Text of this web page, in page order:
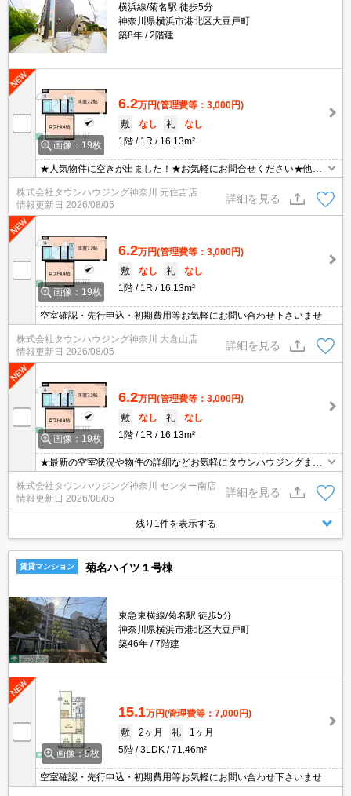
横浜線/菊名駅 徒歩5分
神奈川県横浜市港北区大豆戸町
築8年
2階建
画像：19枚
6.2万円(管理費等：3,000円)
敷
なし 礼
なし
1階
1R 16.13m²
★人気物件に空きが出ました！★お気軽にお問合せください★他社
様の物件も含めて気になる物件はまとめてご紹介可能です！★ZOO
Mでのご相談も承ります★
株式会社タウンハウジング神奈川 元住吉店
情報更新日 2026/08/05
詳細を見る
画像：19枚
6.2万円(管理費等：3,000円)
敷
なし 礼
なし
1階
1R 16.13m²
空室確認・先行申込・初期費用等お気軽にお問い合わせ下さいませ
株式会社タウンハウジング神奈川 大倉山店
情報更新日 2026/08/05
詳細を見る
画像：19枚
6.2万円(管理費等：3,000円)
敷
なし 礼
なし
1階
1R 16.13m²
★最新の空室状況や物件の詳細などお気軽にタウンハウジングまで
お問い合わせください★
株式会社タウンハウジング神奈川 センター南店
情報更新日 2026/08/05
詳細を見る
残り1件を表示する
賃貸マンション 菊名ハイツ１号棟
東急東横線/菊名駅 徒歩5分
神奈川県横浜市港北区大豆戸町
築46年
7階建
画像：9枚
15.1万円(管理費等：7,000円)
敷
2ヶ月 礼
1ヶ月
5階
3LDK 71.46m²
空室確認・先行申込・初期費用等お気軽にお問い合わせ下さいませ